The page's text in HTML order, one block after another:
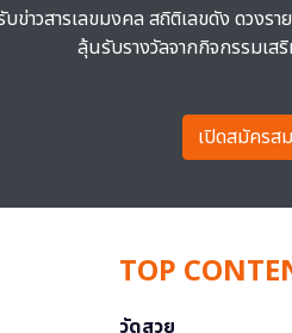
บข่าวสารเลขมงคล สถิติเลขดัง ดวงร
ลุ้นรับรางวัลจากกิจกรรมเส
เปิดสมัครส
TOP
วัดสวย